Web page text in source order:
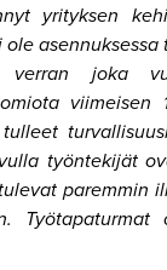
yrityksen
verran joka
viimeisen
työntekijät
paremmin
Työtapaturmat